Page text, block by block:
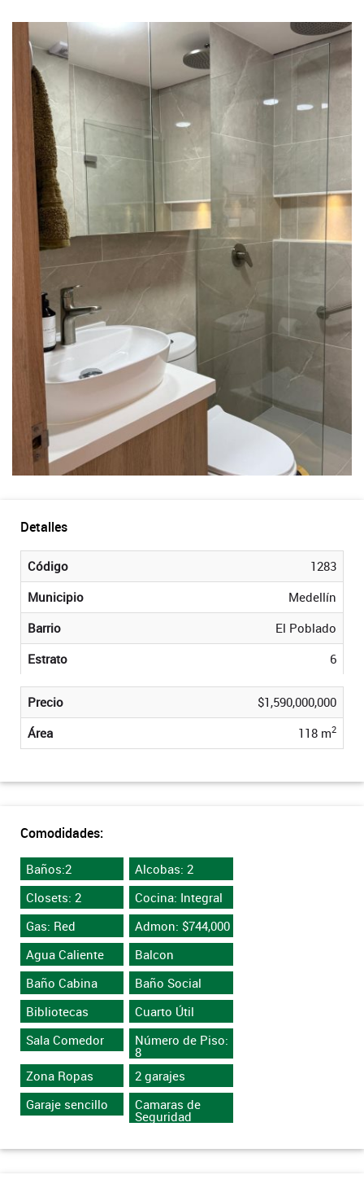
Detalles
Código
1283
Municipio
Medellín
Barrio
El Poblado
Estrato
6
Precio
$1,590,000,000
Área
118 m2
Comodidades:
Baños:2
Alcobas: 2
Closets: 2
Cocina: Integral
Gas: Red
Admon: $744,000
Agua Caliente
Balcon
Baño Cabina
Baño Social
Bibliotecas
Cuarto Útil
Sala Comedor
Número de Piso:
8
Zona Ropas
2 garajes
Garaje sencillo
Camaras de
Seguridad